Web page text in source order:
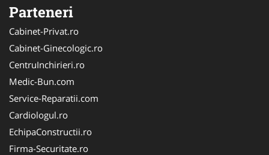
Parteneri
Cabinet-Privat.ro
Cabinet-Ginecologic.ro
CentruInchirieri.ro
Medic-Bun.com
Service-Reparatii.com
Cardiologul.ro
EchipaConstructii.ro
Firma-Securitate.ro